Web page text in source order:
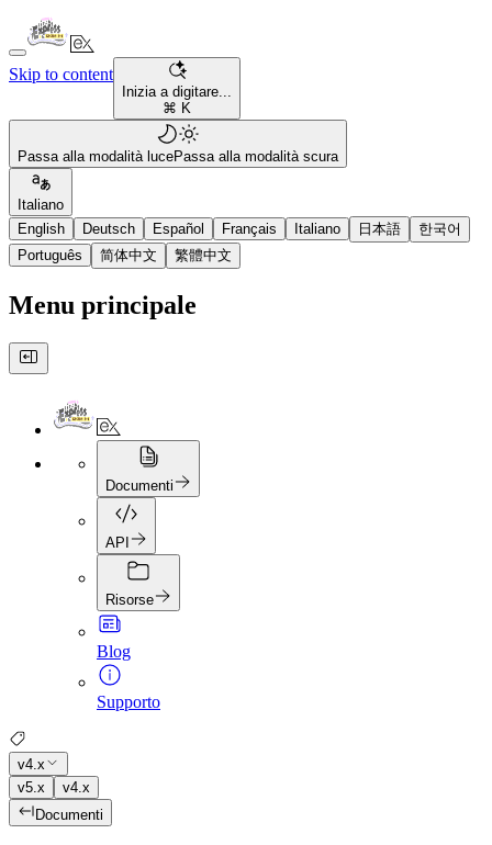
Skip to content
Inizia a digitare...
⌘ K
Passa alla modalità lucePassa alla modalità scura
Italiano
English
Deutsch Español Français Italiano 日本語
한국어
Português
简体中文 繁體中文
Menu principale
Documenti
API
Risorse
Blog
Supporto
v4.x
v5.x
v4.x
Documenti